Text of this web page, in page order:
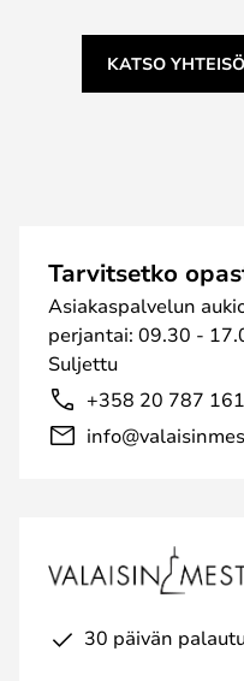
KATSO
Tarvitsetko
Asiakaspalvelun
perjantai: 09.30 -
Suljettu
+358 20 787
30 päivän